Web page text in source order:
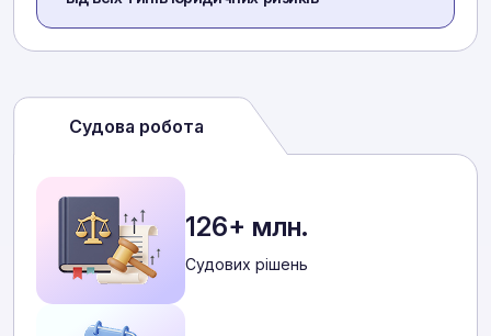
Судова робота
126+ млн.
Cудових рішень